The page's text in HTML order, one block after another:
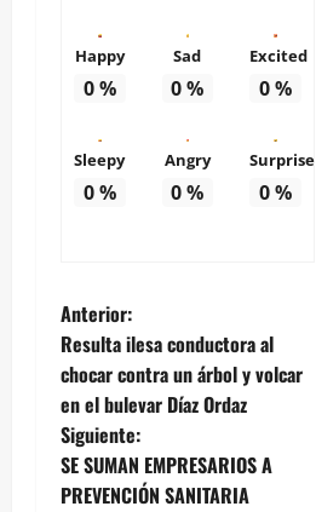
Happy
0%
Sad
0%
Excited
0%
Sleepy
0%
Angry
0%
Surprise
0%
N
a
v
e
Anterior:
Resulta ilesa conductora al
chocar contra un árbol y volcar
en el bulevar Díaz Ordaz
Siguiente:
SE SUMAN EMPRESARIOS A
PREVENCIÓN SANITARIA